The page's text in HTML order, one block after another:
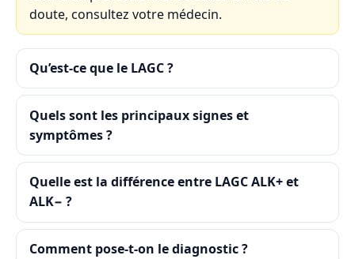
doute, consultez votre médecin.
Qu’est-ce que le LAGC ?
Quels sont les principaux signes et
symptômes ?
Quelle est la différence entre LAGC ALK+ et
ALK− ?
Comment pose-t-on le diagnostic ?